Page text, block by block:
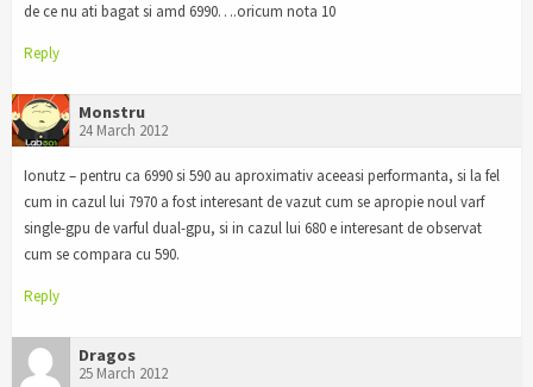
de ce nu ati bagat si amd 6990….oricum nota 10
Reply
Monstru
24 March 2012
Ionutz – pentru ca 6990 si 590 au aproximativ aceeasi performanta, si la fel
cum in cazul lui 7970 a fost interesant de vazut cum se apropie noul varf
single-gpu de varful dual-gpu, si in cazul lui 680 e interesant de observat
cum se compara cu 590.
Reply
Dragos
25 March 2012